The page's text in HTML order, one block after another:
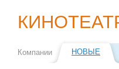
Компании НОВЫЕ